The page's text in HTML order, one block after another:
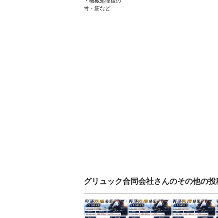
骨・筋など...
グリュック合同会社さんのその他の